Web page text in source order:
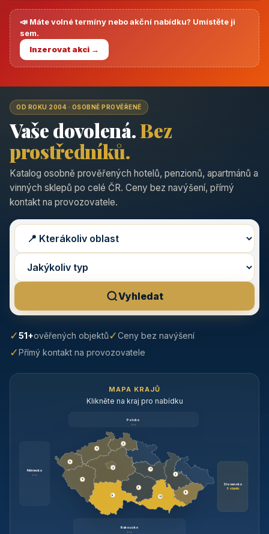
📣 Máte volné termíny nebo akční nabídku? Umístěte ji
sem.
Inzerovat akci →
OD ROKU 2004 · OSOBNĚ PROVĚŘENÉ
Vaše dovolená.Bez
prostředníků.
Katalog osobně prověřených hotelů, penzionů, apartmánů a
vinných sklepů po celé ČR. Ceny bez navýšení, přímý
kontakt na provozovatele.
Vyhledat
✓51+ověřených objektů✓Ceny bez navýšení
✓Přímý kontakt na provozovatele
MAPA KRAJŮ
Klikněte na kraj pro nabídku
Polsko
brzy
Německo
brzy
Slovensko
6 objektů
Rakousko
brzy
3
9
3
3
3
3
1
2
11
1
6